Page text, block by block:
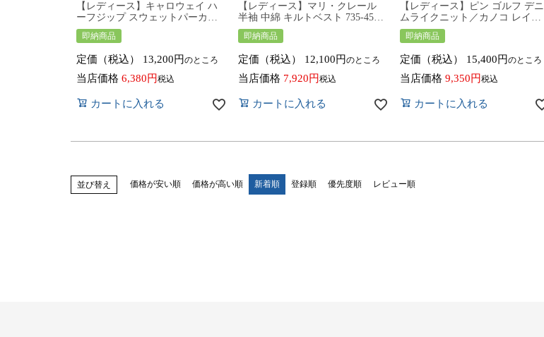
【レディース】キャロウェイ ハ
ーフジップ スウェットパーカー
ベスト C25117202 トップス ゴル
フウェア Callaway golf 2025年春
夏モデル 春夏ウェア アパレル 女
性用
即納商品
定価（税込） 13,200 のところ
当店価格 6,380 税込
カートに入れる
【レディース】マリ・クレール
半袖 中綿 キルトベスト 735-454
ゴルフウェア アウター トップス
2025年秋冬モデル 735454 marie
claire マリクレール 秋冬ウェア 女
性用
即納商品
定価（税込） 12,100 のところ
当店価格 7,920 税込
カートに入れる
【レディース】ピン ゴルフ デニ
ムライクニット／カノコ レイヤ
ード ツインニット 622-5274900
ゴルフウェア トップス 2025年秋
冬モデル PING GOLF
即納商品
定価（税込） 15,400 のところ
当店価格 9,350 税込
カートに入れる
並び替え 価格が安い順 価格が高い順 新着順 登録順 優先度順 レビュー順